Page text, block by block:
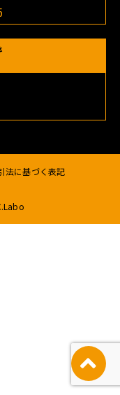
法に基づく表記